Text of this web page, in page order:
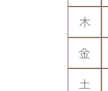
木
金
土